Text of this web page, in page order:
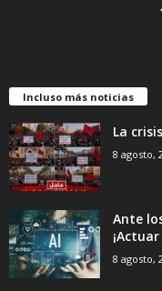
Incluso más noticias
La
8 agosto,
Ante
¡Actuar
8 agosto,